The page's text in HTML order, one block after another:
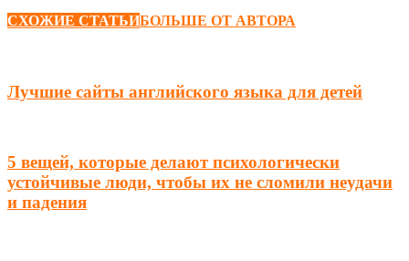
СХОЖИЕ СТАТЬИБОЛЬШЕ ОТ АВТОРА
Лучшие сайты английского языка для детей
5 вещей, которые делают психологически
устойчивые люди, чтобы их не сломили неудачи
и падения